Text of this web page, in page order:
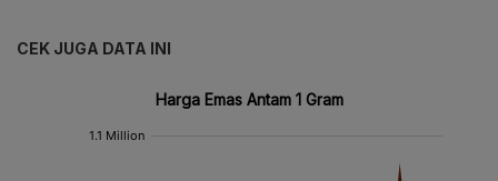
CEK JUGA DATA INI